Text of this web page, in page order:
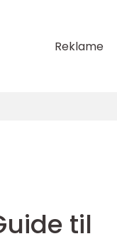
Reklame
til